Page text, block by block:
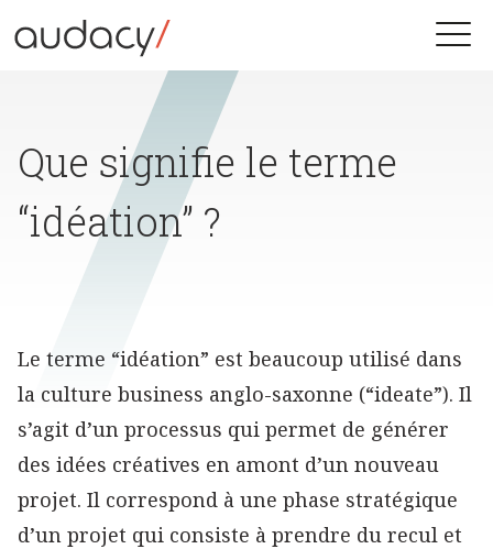
to
content
Toggle
Que signifie le terme
“idéation” ?
Le terme “idéation” est beaucoup utilisé dans
la culture business anglo-saxonne (“ideate”). Il
s’agit d’un processus qui permet de générer
des idées créatives en amont d’un nouveau
projet. Il correspond à une phase stratégique
d’un projet qui consiste à prendre du recul et